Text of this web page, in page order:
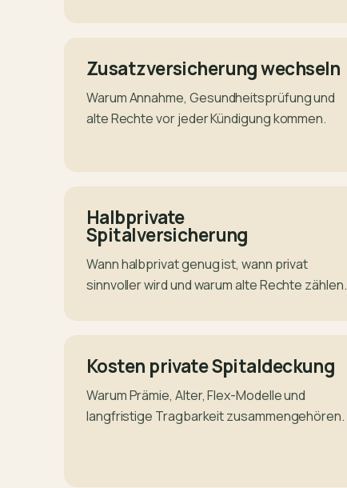
Zusatzversicherung wechseln
Warum Annahme, Gesundheitsprüfung und
alte Rechte vor jeder Kündigung kommen.
Halbprivate
Spitalversicherung
Wann halbprivat genug ist, wann privat
sinnvoller wird und warum alte Rechte zählen.
Kosten private Spitaldeckung
Warum Prämie, Alter, Flex-Modelle und
langfristige Tragbarkeit zusammengehören.